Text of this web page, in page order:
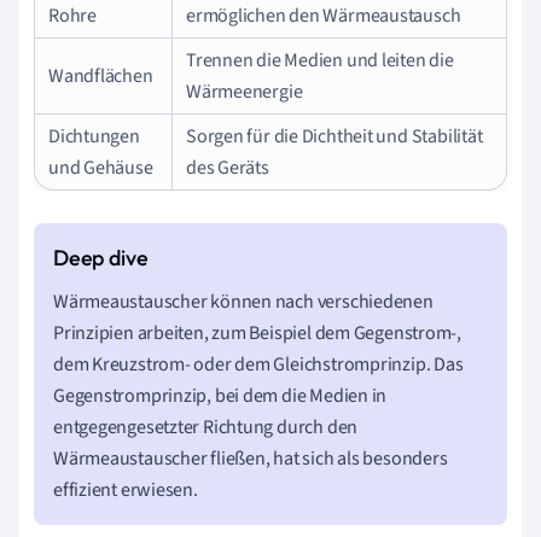
Rohre
ermöglichen den Wärmeaustausch
Wandflächen
Trennen die Medien und leiten die
Wärmeenergie
Dichtungen
und Gehäuse
Sorgen für die Dichtheit und Stabilität
des Geräts
Wärmeaustauscher können nach verschiedenen
Prinzipien arbeiten, zum Beispiel dem Gegenstrom-,
dem Kreuzstrom- oder dem Gleichstromprinzip. Das
Gegenstromprinzip, bei dem die Medien in
entgegengesetzter Richtung durch den
Wärmeaustauscher fließen, hat sich als besonders
effizient erwiesen.